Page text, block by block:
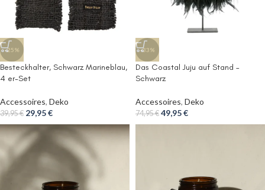
-25%
Besteckhalter, Schwarz Marineblau,
4 er-Set
Accessoires, Deko
39,95€ 29,95€
-33%
Das Coastal Juju auf Stand –
Schwarz
Accessoires, Deko
74,95€ 49,95€